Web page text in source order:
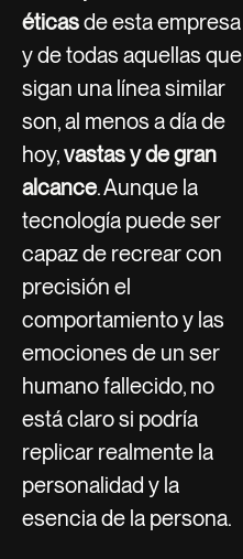
éticasde esta empresa
y de todas aquellas que
sigan una línea similar
son, al menos a día de
hoy,vastas y de gran
alcance. Aunque la
tecnología puede ser
capaz de recrear con
precisión el
comportamiento y las
emociones de un ser
humano fallecido, no
está claro si podría
replicar realmente la
personalidad y la
esencia de la persona.